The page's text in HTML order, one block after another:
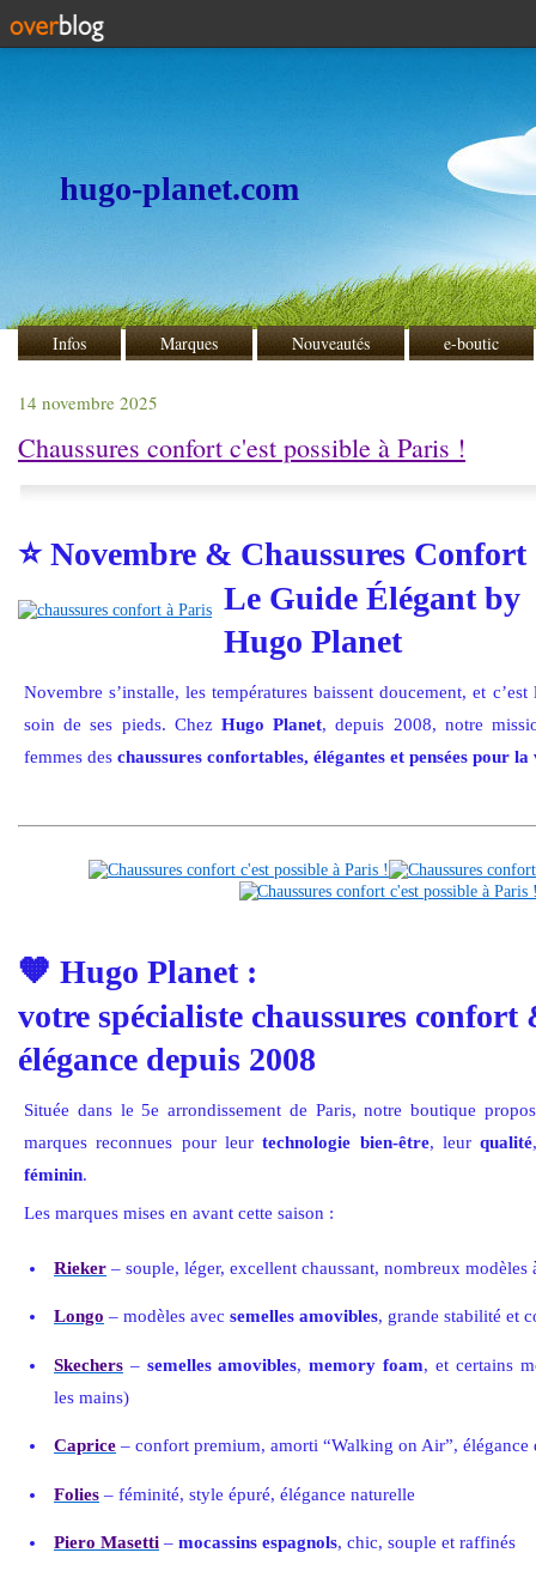
hugo-planet.com
Infos Marques Nouveautés e-boutic
14 novembre 2025
Chaussures confort c'est possible à Paris !
⭐ Novembre & Chaussures Confort
Le Guide Élégant by
Hugo Planet
Novembre s’installe, les températures baissent doucement, et
soin de ses pieds. Chez Hugo Planet, depuis 2008, notre
femmes des chaussures confortables, élégantes et pensées pour
🧡 Hugo Planet :
votre spécialiste chaussures confort
élégance depuis 2008
Située dans le 5e arrondissement de Paris, notre boutique
marques reconnues pour leurtechnologie bien-être, leurqualité
féminin.
Les marques mises en avant cette saison :
Rieker – souple, léger, excellent chaussant, nombreux modèles
Longo – modèles avec semelles amovibles, grande stabilité et
Skechers – semelles amovibles,memory foam, et certains
les mains)
Caprice – confort premium, amorti “Walking on Air”, élégance
Folies – féminité, style épuré, élégance naturelle
Piero Masetti – mocassins espagnols, chic, souple et raffinés